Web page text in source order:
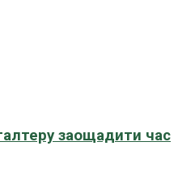
заощадити час